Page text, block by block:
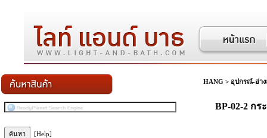
[Help]
HANG > อุปกรณ์-อ่าง
BP-02-2 กร